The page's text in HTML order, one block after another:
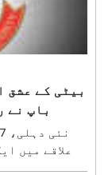
بیٹی کے عشق
باپ نے
علاقے میں